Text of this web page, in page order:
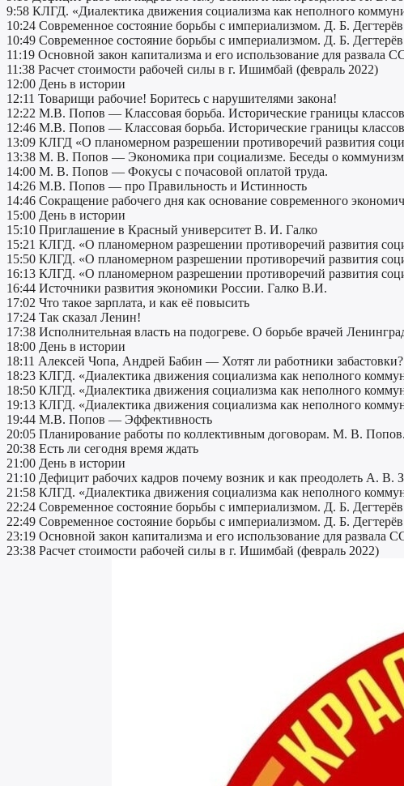
9:58 КЛГД. «Диалектика движения социализма как неполного
10:24 Современное состояние борьбы с империализмом. Д. Б.
10:49 Современное состояние борьбы с империализмом. Д. Б.
11:19 Основной закон капитализма и его использование для развала
11:38 Расчет стоимости рабочей силы в г. Ишимбай (февраль 2022)
12:00 День в истории
12:11 Товарищи рабочие! Боритесь с нарушителями закона!
12:22 М.В. Попов — Классовая борьба. Исторические границы
12:46 М.В. Попов — Классовая борьба. Исторические границы
13:09 КЛГД «О планомерном разрешении противоречий развития
13:38 М. В. Попов — Экономика при социализме. Беседы о
14:00 М. В. Попов — Фокусы с почасовой оплатой труда.
14:26 М.В. Попов — про Правильность и Истинность
14:46 Сокращение рабочего дня как основание современного
15:00 День в истории
15:10 Приглашение в Красный университет В. И. Галко
15:21 КЛГД. «О планомерном разрешении противоречий развития
15:50 КЛГД. «О планомерном разрешении противоречий развития
16:13 КЛГД. «О планомерном разрешении противоречий развития
16:44 Источники развития экономики России. Галко В.И.
17:02 Что такое зарплата, и как её повысить
17:24 Так сказал Ленин!
17:38 Исполнительная власть на подогреве. О борьбе врачей
18:00 День в истории
18:11 Алексей Чопа, Андрей Бабин — Хотят ли работники забастовки?
18:23 КЛГД. «Диалектика движения социализма как неполного
18:50 КЛГД. «Диалектика движения социализма как неполного
19:13 КЛГД. «Диалектика движения социализма как неполного
19:44 М.В. Попов — Эффективность
20:05 Планирование работы по коллективным договорам. М. В. Попов.
20:38 Есть ли сегодня время ждать
21:00 День в истории
21:10 Дефицит рабочих кадров почему возник и как преодолеть А. В.
21:58 КЛГД. «Диалектика движения социализма как неполного
22:24 Современное состояние борьбы с империализмом. Д. Б.
22:49 Современное состояние борьбы с империализмом. Д. Б.
23:19 Основной закон капитализма и его использование для развала
23:38 Расчет стоимости рабочей силы в г. Ишимбай (февраль 2022)